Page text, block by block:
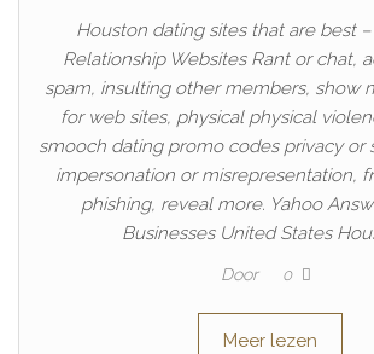
Houston dating sites that are best
Relationship Websites Rant or chat,
spam, insulting other members, show
for web sites, physical physical
smooch dating promo codes privacy or
impersonation or misrepresentation,
phishing, reveal more. Yahoo
Businesses United States
Door 0
Meer lezen